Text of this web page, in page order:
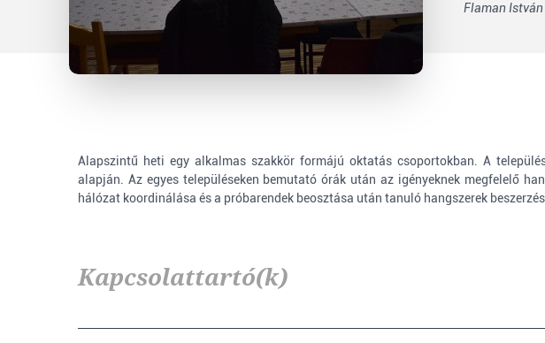
Flaman István
Alapszintű heti egy alkalmas szakkör formájú oktatás csoportokban. A
alapján. Az egyes településeken bemutató órák után az igényeknek megfelelő
hálózat koordinálása és a próbarendek beosztása után tanuló hangszerek
Kapcsolattartó(k)